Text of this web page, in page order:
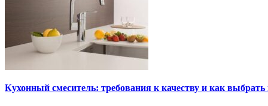
Кухонный смеситель: требования к качеству и как